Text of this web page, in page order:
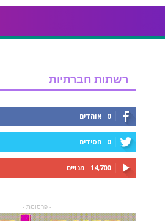
רשתות חברתיות
0 אוהדים
0 חסידים
14,700 מנויים
- פרסומת -